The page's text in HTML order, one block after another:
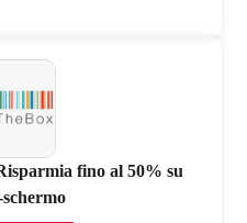
fino al 50% su